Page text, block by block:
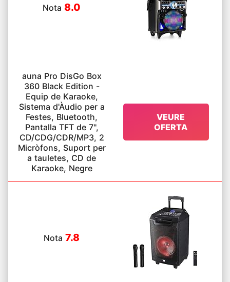
Nota 8.0
auna Pro DisGo Box
360 Black Edition -
Equip de Karaoke,
Sistema d'Àudio per a
Festes, Bluetooth,
Pantalla TFT de 7'',
CD/CDG/CDR/MP3, 2
Micròfons, Suport per
a tauletes, CD de
Karaoke, Negre
VEURE
OFERTA
Nota 7.8